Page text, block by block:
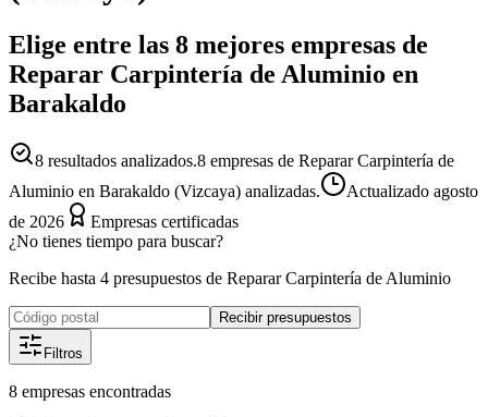
Elige entre las 8 mejores empresas de
Reparar Carpintería de Aluminio en
Barakaldo
8 resultados analizados.8 empresas de Reparar Carpintería de
Aluminio en Barakaldo (Vizcaya) analizadas.
Actualizado agosto
de 2026
Empresas certificadas
¿No tienes tiempo para buscar?
Recibe hasta 4 presupuestos de Reparar Carpintería de Aluminio
Recibir presupuestos
Filtros
8 empresas encontradas